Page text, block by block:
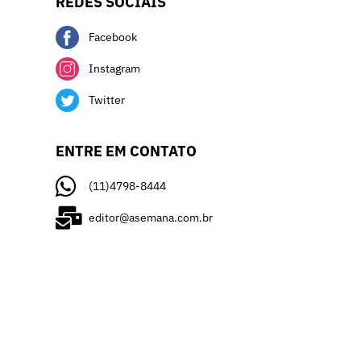
Facebook
Instagram
Twitter
ENTRE EM CONTATO
(11)4798-8444
editor@asemana.com.br